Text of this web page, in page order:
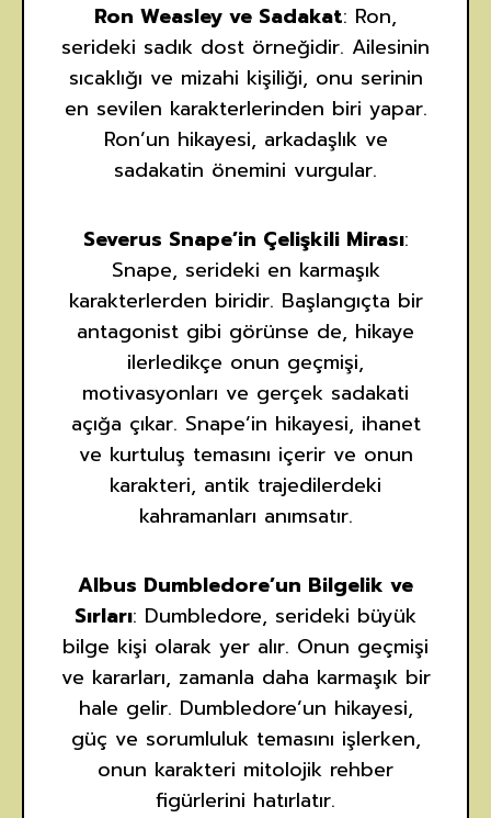
Ron Weasley ve Sadakat: Ron,
serideki sadık dost örneğidir. Ailesinin
sıcaklığı ve mizahi kişiliği, onu serinin
en sevilen karakterlerinden biri yapar.
Ron’un hikayesi, arkadaşlık ve
sadakatin önemini vurgular.
Severus Snape’in Çelişkili Mirası:
Snape, serideki en karmaşık
karakterlerden biridir. Başlangıçta bir
antagonist gibi görünse de, hikaye
ilerledikçe onun geçmişi,
motivasyonları ve gerçek sadakati
açığa çıkar. Snape’in hikayesi, ihanet
ve kurtuluş temasını içerir ve onun
karakteri, antik trajedilerdeki
kahramanları anımsatır.
Albus Dumbledore’un Bilgelik ve
Sırları: Dumbledore, serideki büyük
bilge kişi olarak yer alır. Onun geçmişi
ve kararları, zamanla daha karmaşık bir
hale gelir. Dumbledore’un hikayesi,
güç ve sorumluluk temasını işlerken,
onun karakteri mitolojik rehber
figürlerini hatırlatır.